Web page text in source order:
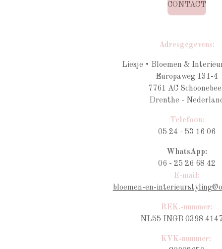
CONTACT
Adresgegevens:
Liesje • Bloemen &
Europaweg 131-4
7761 AC
Drenthe -
Telefoon:
05 24 - 53 16 06
WhatsApp:
06 - 25 26 68 42
E-mail:
bloemen-en-
REK.-nummer:
NL55 INGB 0398
KVK-nummer: